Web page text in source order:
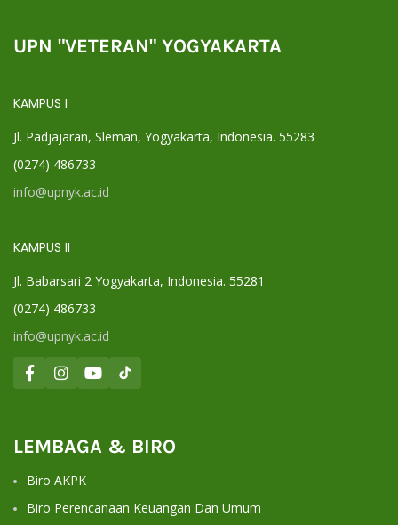
UPN "VETERAN" YOGYAKARTA
KAMPUS I
Jl. Padjajaran, Sleman, Yogyakarta, Indonesia. 55283
(0274) 486733
info@upnyk.ac.id
KAMPUS II
Jl. Babarsari 2 Yogyakarta, Indonesia. 55281
(0274) 486733
info@upnyk.ac.id
LEMBAGA & BIRO
Biro AKPK
Biro Perencanaan Keuangan Dan Umum